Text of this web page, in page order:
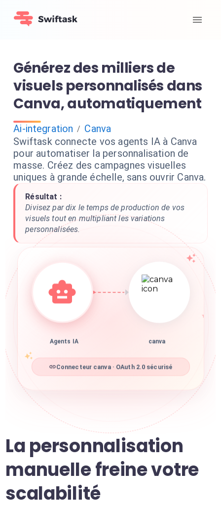
Générez des milliers de
visuels personnalisés dans
Canva, automatiquement
Ai-integration / Canva
Swiftask connecte vos agents IA à Canva
pour automatiser la personnalisation de
masse. Créez des campagnes visuelles
uniques à grande échelle, sans ouvrir Canva.
Résultat :
Divisez par dix le temps de production de vos
visuels tout en multipliant les variations
personnalisées.
Agents IA canva
Connecteur canva · OAuth 2.0 sécurisé
La personnalisation
manuelle freine votre
scalabilité